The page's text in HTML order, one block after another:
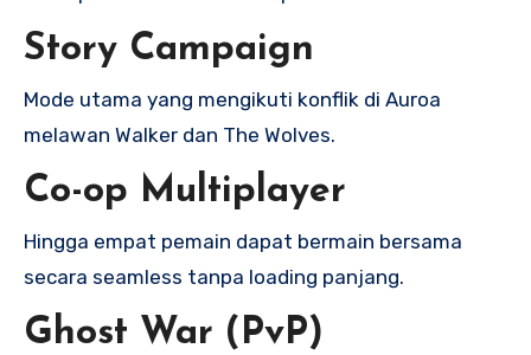
Story Campaign
Mode utama yang mengikuti konflik di Auroa
melawan Walker dan The Wolves.
Co-op Multiplayer
Hingga empat pemain dapat bermain bersama
secara seamless tanpa loading panjang.
Ghost War (PvP)